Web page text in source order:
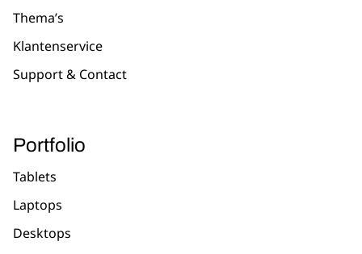
Thema’s
Klantenservice
Support & Contact
Portfolio
Tablets
Laptops
Desktops